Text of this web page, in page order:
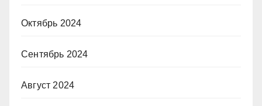
Октябрь 2024
Сентябрь 2024
Август 2024